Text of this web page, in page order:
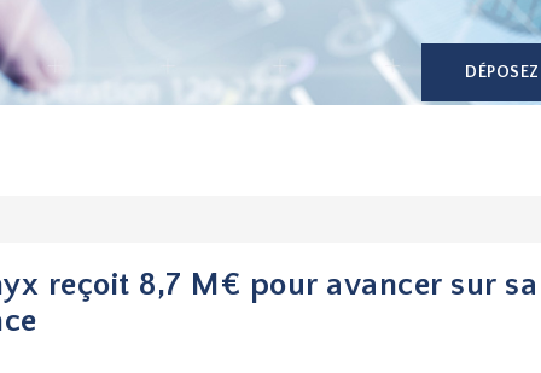
reçoit 8,7 M€ pour avancer sur sa